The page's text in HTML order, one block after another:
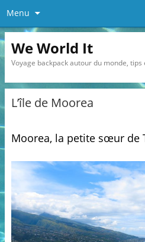
Menu
We World It
Voyage backpack autour du monde, tips
L’île de Moorea
Moorea, la petite sœur de